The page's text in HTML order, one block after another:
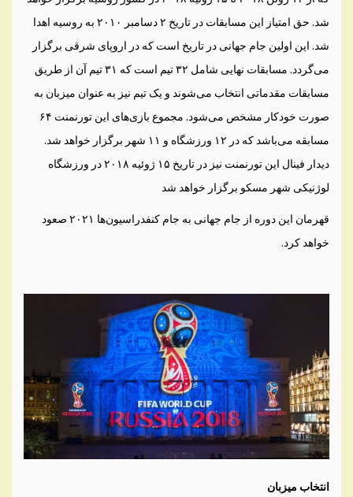
شد. حق امتیاز این مسابقات در تاریخ ۲ دسامبر ۲۰۱۰ به روسیه اهدا
شد. این اولین جام جهانی در تاریخ است که در اروپای شرقی برگزار
می‌گردد. مسابقات نهایی شامل ۳۲ تیم است که ۳۱ تیم آن از طریق
مسابقات مقدماتی انتخاب می‌شوند و یک تیم نیز به عنوان میزبان به
صورت خودکار مشخص می‌شود. مجموع بازی‌های این تورنمنت ۶۴
مسابقه می‌باشد که در ۱۲ ورزشگاه و ۱۱ شهر برگزار خواهد شد.
دیدار فینال این تورنمنت نیز در تاریخ ۱۵ ژوئیه ۲۰۱۸ در ورزشگاه
لوژنیکی شهر مسکو برگزار خواهد شد
قهرمان این دوره از جام جهانی به جام کنفدراسیون‌ها ۲۰۲۱ صعود
خواهد کرد.
انتخاب میزبان